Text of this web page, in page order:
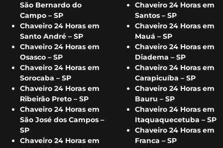
São Bernardo do
Campo – SP
Chaveiro 24 Horas em
Santo André – SP
Chaveiro 24 Horas em
Osasco – SP
Chaveiro 24 Horas em
Sorocaba – SP
Chaveiro 24 Horas em
Ribeirão Preto – SP
Chaveiro 24 Horas em
São José dos Campos –
SP
Chaveiro 24 Horas em
Chaveiro 24 Horas em
Santos – SP
Chaveiro 24 Horas em
Mauá – SP
Chaveiro 24 Horas em
Diadema – SP
Chaveiro 24 Horas em
Carapicuíba – SP
Chaveiro 24 Horas em
Bauru – SP
Chaveiro 24 Horas em
Itaquaquecetuba – SP
Chaveiro 24 Horas em
Franca – SP